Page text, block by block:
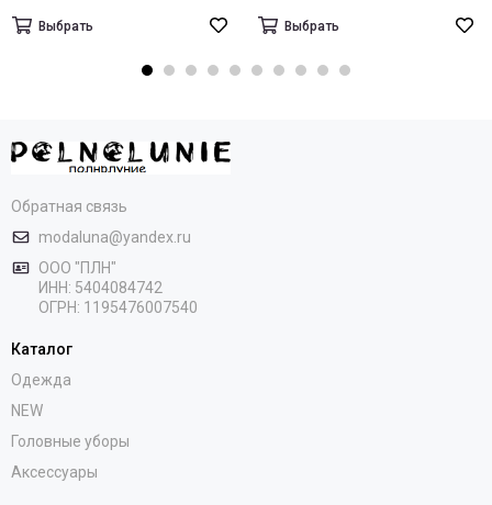
Выбрать Выбрать
Обратная связь
modaluna@yandex.ru
ООО "ПЛН"
ИНН: 5404084742
ОГРН: 1195476007540
Каталог
Одежда
NEW
Головные уборы
Аксессуары